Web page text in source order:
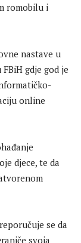
romobilu i
nastave u
gdje god je
online
djece, te da
se da
svoja